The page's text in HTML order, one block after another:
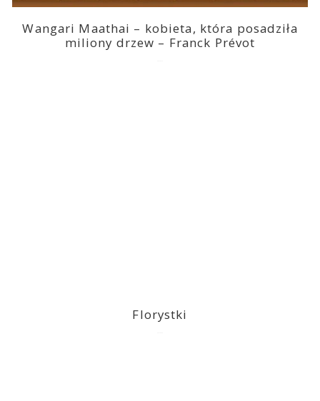
Wangari Maathai – kobieta, która posadziła
miliony drzew – Franck Prévot
Florystki